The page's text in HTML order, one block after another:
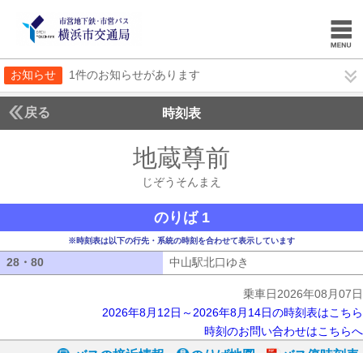
お知らせ 1件のお知らせがあります
戻る 時刻表
地蔵尊前
じぞうそんまえ
のりば 1
※時刻表は以下の行先・系統の時刻を合わせて表示しています
28・80 中山駅北口ゆき
乗車日2026年08月07日
2026年8月12日～2026年8月14日の時刻表はこちら
時刻のお問い合わせはこちらへ